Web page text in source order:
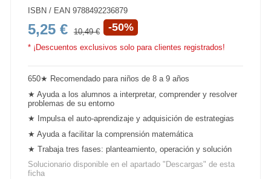
ISBN / EAN 9788492236879
5,25 € 10,49 € -50%
* ¡Descuentos exclusivos solo para clientes registrados!
650★ Recomendado para niños de 8 a 9 años
★ Ayuda a los alumnos a interpretar,comprender y resolver
problemas de su entorno
★ Impulsa el auto-aprendizaje y adquisición de estrategias
★ Ayuda a facilitar la comprensión matemática
★ Trabaja tres fases: planteamiento,operación y solución
Solucionario disponible en el apartado "Descargas" de esta
ficha